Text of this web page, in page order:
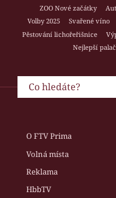
ZOO Nové začátky
Volby 2025
Svařené víno
Pěstování lichořeřišnice
Nejlepší
O FTV Prima
Volná místa
Reklama
HbbTV